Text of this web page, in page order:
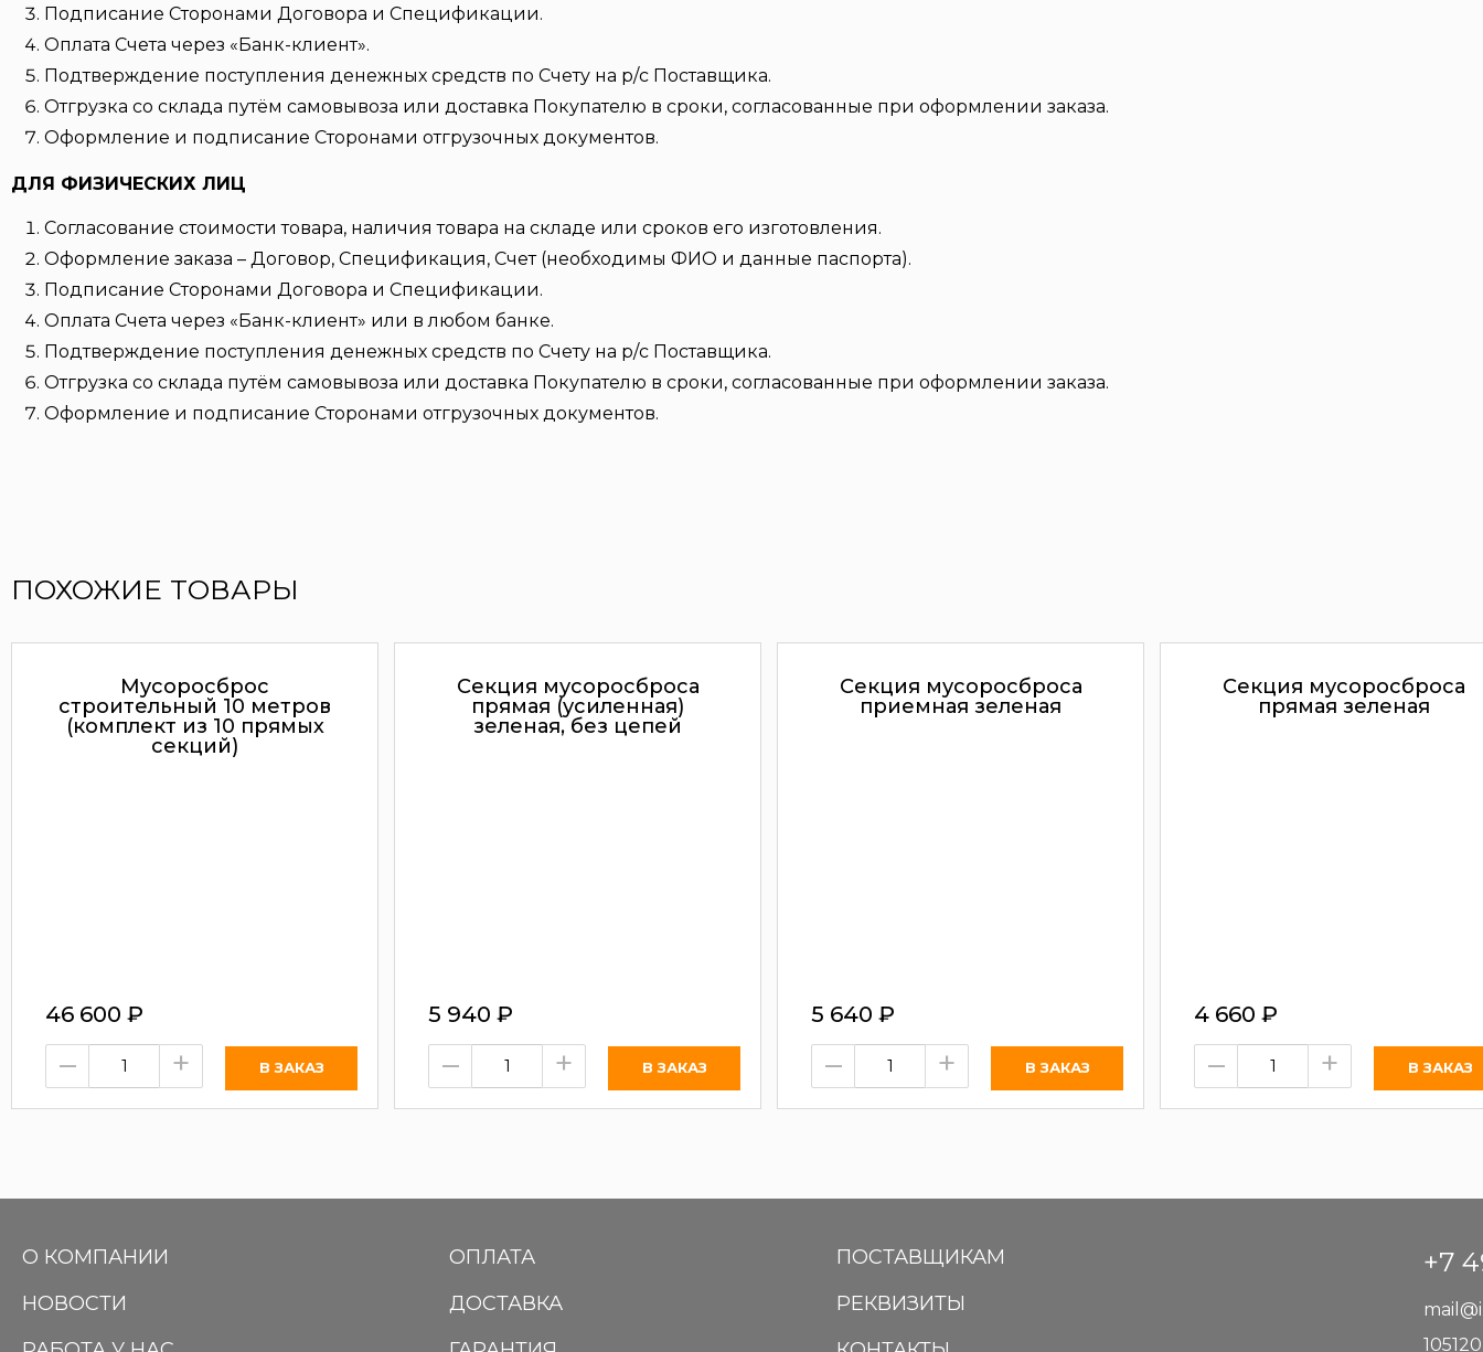
Подписание Сторонами Договора и Спецификации.
Оплата Счета через «Банк-клиент».
Подтверждение поступления денежных средств по Счету на р/с Поставщика.
Отгрузка со склада путём самовывоза или доставка Покупателю в сроки, согласованные при оформлении заказа.
Оформление и подписание Сторонами отгрузочных документов.
ДЛЯ ФИЗИЧЕСКИХ ЛИЦ
Согласование стоимости товара, наличия товара на складе или сроков его изготовления.
Оформление заказа – Договор, Спецификация, Счет (необходимы ФИО и данные паспорта).
Подписание Сторонами Договора и Спецификации.
Оплата Счета через «Банк-клиент» или в любом банке.
Подтверждение поступления денежных средств по Счету на р/с Поставщика.
Отгрузка со склада путём самовывоза или доставка Покупателю в сроки, согласованные при оформлении заказа.
Оформление и подписание Сторонами отгрузочных документов.
ПОХОЖИЕ ТОВАРЫ
Мусоросброс
строительный 10 метров
(комплект из 10 прямых
секций)
46 600 ₽
– +
Секция мусоросброса
прямая (усиленная)
зеленая, без цепей
5 940 ₽
– +
Секция мусоросброса
приемная зеленая
5 640 ₽
– +
Секция мусоросброса
прямая зеленая
4 660 ₽
– +
О КОМПАНИИ
НОВОСТИ
ОПЛАТА
ДОСТАВКА
ПОСТАВЩИКАМ
РЕКВИЗИТЫ
+7